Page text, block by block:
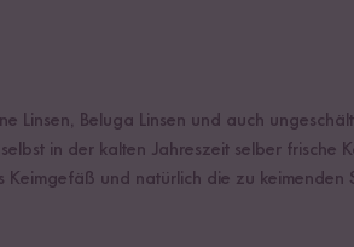
Linsen, Beluga Linsen und auch
in der kalten Jahreszeit selber frische
und natürlich die zu keimenden